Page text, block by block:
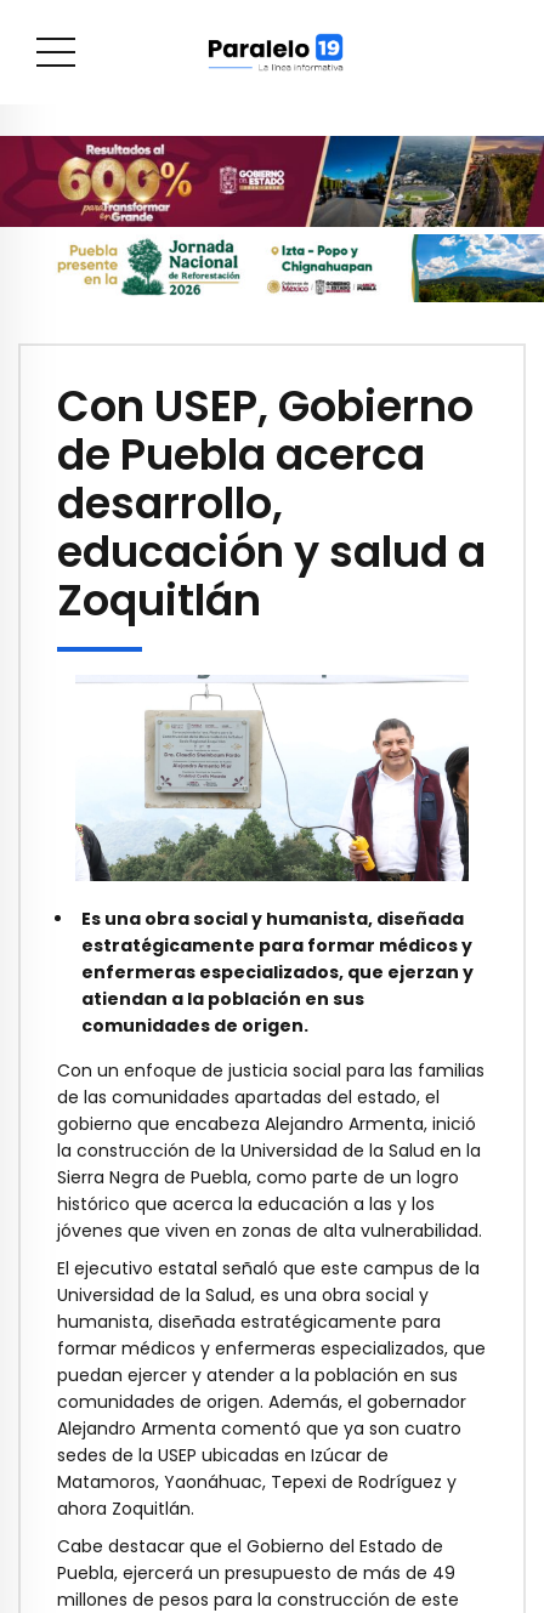
Con USEP, Gobierno
de Puebla acerca
desarrollo,
educación y salud a
Zoquitlán
Es una obra social y humanista, diseñada
estratégicamente para formar médicos y
enfermeras especializados, que ejerzan y
atiendan a la población en sus
comunidades de origen.
Con un enfoque de justicia social para las familias
de las comunidades apartadas del estado, el
gobierno que encabeza Alejandro Armenta, inició
la construcción de la Universidad de la Salud en la
Sierra Negra de Puebla, como parte de un logro
histórico que acerca la educación a las y los
jóvenes que viven en zonas de alta vulnerabilidad.
El ejecutivo estatal señaló que este campus de la
Universidad de la Salud, es una obra social y
humanista, diseñada estratégicamente para
formar médicos y enfermeras especializados, que
puedan ejercer y atender a la población en sus
comunidades de origen. Además, el gobernador
Alejandro Armenta comentó que ya son cuatro
sedes de la USEP ubicadas en Izúcar de
Matamoros, Yaonáhuac, Tepexi de Rodríguez y
ahora Zoquitlán.
Cabe destacar que el Gobierno del Estado de
Puebla, ejercerá un presupuesto de más de 49
millones de pesos para la construcción de este